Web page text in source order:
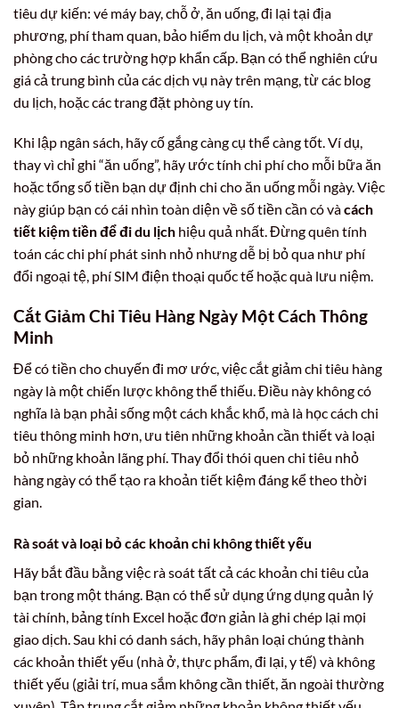
tiêu dự kiến: vé máy bay, chỗ ở, ăn uống, đi lại tại địa
phương, phí tham quan, bảo hiểm du lịch, và một khoản dự
phòng cho các trường hợp khẩn cấp. Bạn có thể nghiên cứu
giá cả trung bình của các dịch vụ này trên mạng, từ các blog
du lịch, hoặc các trang đặt phòng uy tín.
Khi lập ngân sách, hãy cố gắng càng cụ thể càng tốt. Ví dụ,
thay vì chỉ ghi “ăn uống”, hãy ước tính chi phí cho mỗi bữa ăn
hoặc tổng số tiền bạn dự định chi cho ăn uống mỗi ngày. Việc
này giúp bạn có cái nhìn toàn diện về số tiền cần có vàcách
tiết kiệm tiền để đi du lịch hiệu quả nhất. Đừng quên tính
toán các chi phí phát sinh nhỏ nhưng dễ bị bỏ qua như phí
đổi ngoại tệ, phí SIM điện thoại quốc tế hoặc quà lưu niệm.
Cắt Giảm Chi Tiêu Hàng Ngày Một Cách Thông
Minh
Để có tiền cho chuyến đi mơ ước, việc cắt giảm chi tiêu hàng
ngày là một chiến lược không thể thiếu. Điều này không có
nghĩa là bạn phải sống một cách khắc khổ, mà là học cách chi
tiêu thông minh hơn, ưu tiên những khoản cần thiết và loại
bỏ những khoản lãng phí. Thay đổi thói quen chi tiêu nhỏ
hàng ngày có thể tạo ra khoản tiết kiệm đáng kể theo thời
gian.
Rà soát và loại bỏ các khoản chi không thiết yếu
Hãy bắt đầu bằng việc rà soát tất cả các khoản chi tiêu của
bạn trong một tháng. Bạn có thể sử dụng ứng dụng quản lý
tài chính, bảng tính Excel hoặc đơn giản là ghi chép lại mọi
giao dịch. Sau khi có danh sách, hãy phân loại chúng thành
các khoản thiết yếu (nhà ở, thực phẩm, đi lại, y tế) và không
thiết yếu (giải trí, mua sắm không cần thiết, ăn ngoài thường